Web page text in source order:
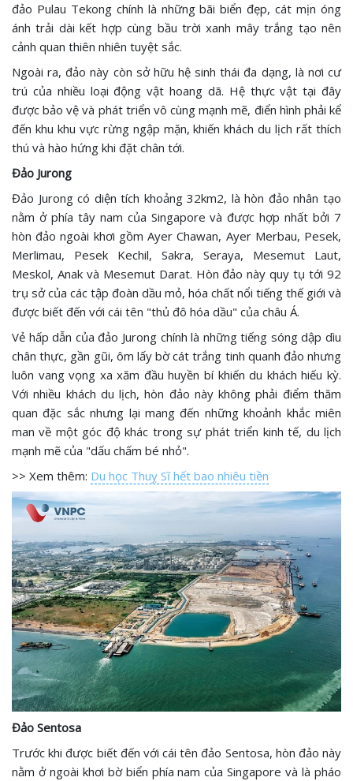
đảo Pulau Tekong chính là những bãi biển đẹp, cát mịn óng
ánh trải dài kết hợp cùng bầu trời xanh mây trắng tạo nên
cảnh quan thiên nhiên tuyệt sắc.
Ngoài ra, đảo này còn sở hữu hệ sinh thái đa dạng, là nơi cư
trú của nhiều loại động vật hoang dã. Hệ thực vật tại đây
được bảo vệ và phát triển vô cùng mạnh mẽ, điển hình phải kể
đến khu khu vực rừng ngập mặn, khiến khách du lịch rất thích
thú và hào hứng khi đặt chân tới.
Đảo Jurong
Đảo Jurong có diện tích khoảng 32km2, là hòn đảo nhân tạo
nằm ở phía tây nam của Singapore và được hợp nhất bởi 7
hòn đảo ngoài khơi gồm Ayer Chawan, Ayer Merbau, Pesek,
Merlimau, Pesek Kechil, Sakra, Seraya, Mesemut Laut,
Meskol, Anak và Mesemut Darat. Hòn đảo này quy tụ tới 92
trụ sở của các tập đoàn dầu mỏ, hóa chất nổi tiếng thế giới và
được biết đến với cái tên "thủ đô hóa dầu" của châu Á.
Vẻ hấp dẫn của đảo Jurong chính là những tiếng sóng dập dìu
chân thực, gần gũi, ôm lấy bờ cát trắng tinh quanh đảo nhưng
luôn vang vọng xa xăm đầu huyền bí khiến du khách hiếu kỳ.
Với nhiều khách du lịch, hòn đảo này không phải điểm thăm
quan đặc sắc nhưng lại mang đến những khoảnh khắc miên
man về một góc độ khác trong sự phát triển kinh tế, du lịch
mạnh mẽ của "dấu chấm bé nhỏ".
>> Xem thêm: Du học Thuỵ Sĩ hết bao nhiêu tiền
Đảo Sentosa
Trước khi được biết đến với cái tên đảo Sentosa, hòn đảo này
nằm ở ngoài khơi bờ biển phía nam của Singapore và là pháo